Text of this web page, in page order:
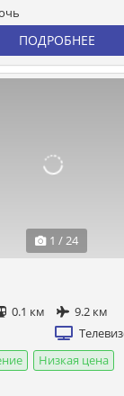
ПОДРОБНЕЕ
1 / 24
0.1 км
9.2 км
Низкая цена